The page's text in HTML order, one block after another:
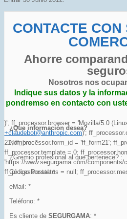
CONTACTE CON
COME
Ahorre
Nosotros nos
Indique sus datos y la
pondremso en contacto con
)'; ff_processor.browser = 'Mozilla/5.0
+claudebot@anthropic.com)';
21; ff_processor.form_id = 'ff_form21';
ff_processor.template = 0;
'https://www.segurgama.com/
ff_processor.status = null;
¿Que información desea?
Nombre: *
¿Gremio profesional al que pertenece? :
Código Postal: *
eMail: *
Teléfono: *
Es cliente de SEGURGAMA: *